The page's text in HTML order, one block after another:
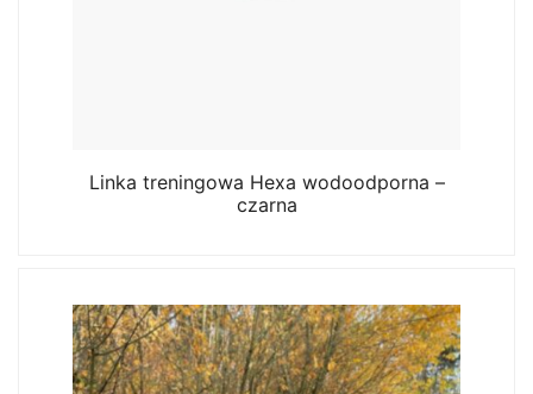
Linka treningowa Hexa wodoodporna –
czarna